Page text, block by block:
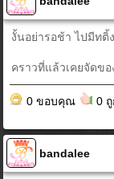
งั้นอย่ารอช้า ไปมีทติ้
คราวที่แล้วเคยจัดข
0 ขอบคุณ 0
bandalee